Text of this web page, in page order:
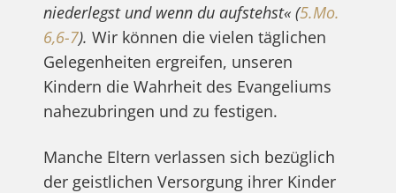
niederlegst und wenn du aufstehst« (5.Mo.
6,6-7). Wir können die vielen täglichen
Gelegenheiten ergreifen, unseren
Kindern die Wahrheit des Evangeliums
nahezubringen und zu festigen.
Manche Eltern verlassen sich bezüglich
der geistlichen Versorgung ihrer Kinder